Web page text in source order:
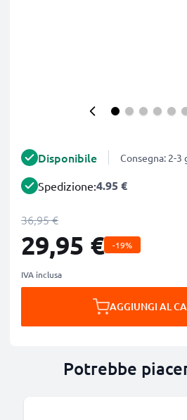
Disponibile Consegna: 2-
Spedizione:4.95 €
36,95 €
29,95 € -19%
IVA inclusa
AGGIUNGI AL
Potrebbe